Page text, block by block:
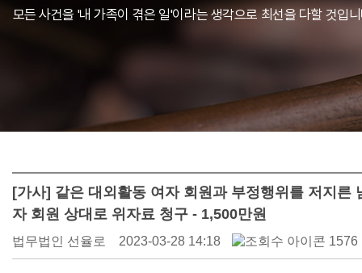
모든 사건을 '내 가족이 겪은 일'이라는 생각으로 최선을 다할 것입
[가사] 같은 대외활동 여자 회원과 부정행위를 저지른
자 회원 상대로 위자료 청구 - 1,500만원
법무법인 선율로 2023-03-28 14:18 1576